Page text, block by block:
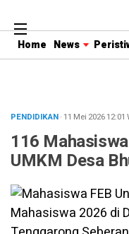
Home News
PENDIDIKAN· 11 Mei 202612:01
116
UMKM Desa